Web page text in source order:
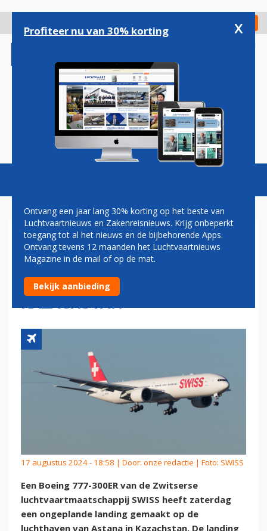
gaan
Check in
Magazine Podcasts Vacatures
BOEING 777 KOMT VAST TE
ZITTEN NA
VOORZORGSLANDING IN
KAZACHSTAN
17 augustus 2024 - 18:58 | Door: onze redactie | Foto: SWISS
Een Boeing 777-300ER van de Zwitserse
luchtvaartmaatschappij SWISS heeft zaterdag
een ongeplande landing gemaakt op de
luchthaven van Astana in Kazachstan. De landing
Profiteer nu van 30% korting x
Ontvang een jaar lang 30% korting op het beste van
Luchtvaartnieuws en Zakenreisnieuws. Krijg onbeperkt
toegang tot al het nieuws en de bijbehorende Apps.
Ontvang tevens 12 maanden het Luchtvaartnieuws
Magazine in de mail of op de mat.
Bekijk aanbieding